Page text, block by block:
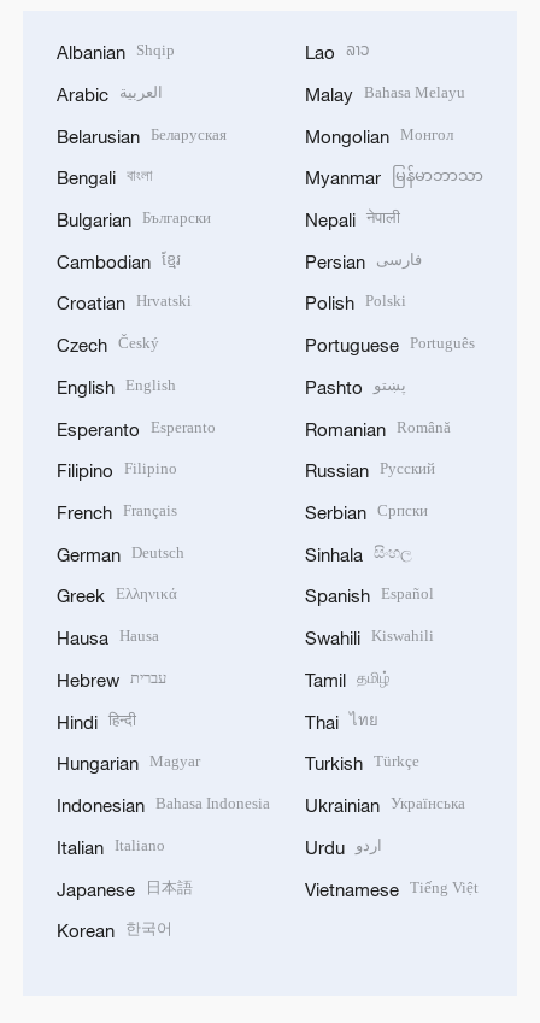
Albanian Shqip
Arabic العربية
Belarusian Беларуская
Bengali বাংলা
Bulgarian Български
Cambodian ខ្មែរ
Croatian Hrvatski
Czech Český
English English
Esperanto Esperanto
Filipino Filipino
French Français
German Deutsch
Greek Ελληνικά
Hausa Hausa
Hebrew עברית
Hindi हिन्दी
Hungarian Magyar
Indonesian Bahasa Indonesia
Italian Italiano
Japanese 日本語
Korean 한국어
Lao ລາວ
Malay Bahasa Melayu
Mongolian Монгол
Myanmar မြန်မာဘာသာ
Nepali नेपाली
Persian فارسی
Polish Polski
Portuguese Português
Pashto پښتو
Romanian Română
Russian Русский
Serbian Српски
Sinhala සිංහල
Spanish Español
Swahili Kiswahili
Tamil தமிழ்
Thai ไทย
Turkish Türkçe
Ukrainian Українська
Urdu اردو
Vietnamese Tiếng Việt